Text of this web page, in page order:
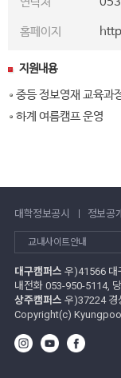
홈페이지
지원내용
중등 정보영재 교육과
하계 여름캠프 운영
대학정보공시 정보공
교내사이트안내
대구캠퍼스 우)41566 대
내전화 053-950-5114,
상주캠퍼스 우)37224 경
Copyright(c)